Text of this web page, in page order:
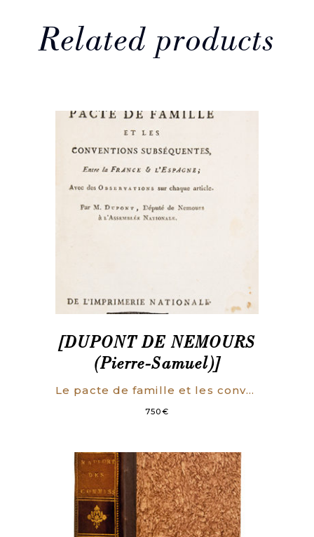
Related products
[DUPONT DE NEMOURS
(Pierre-Samuel)]
Le pacte de famille et les conventions subséquentes, entre la France & l’Espagne ; Avec des Observations sur chaque article.
750€